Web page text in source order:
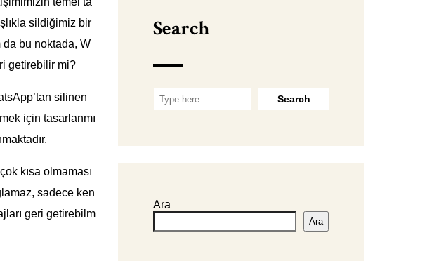
sildiğimiz bir
da bu noktada, W
getirebilir mi?
silinen
için tasarlanmı
kısa olmaması
sadece ken
geri getirebilm
Search
Ara
Ara